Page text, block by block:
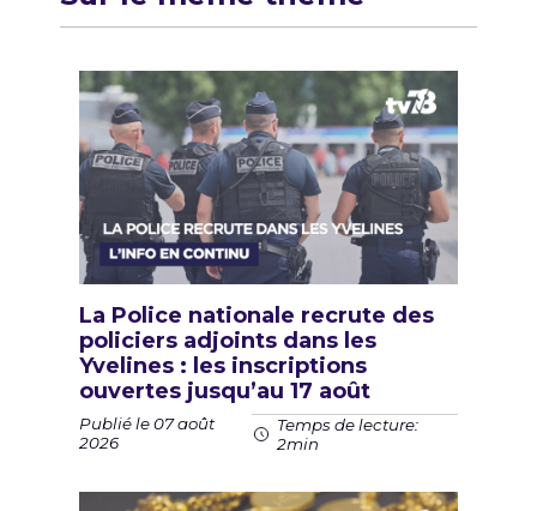
La Police nationale recrute des
policiers adjoints dans les
Yvelines : les inscriptions
ouvertes jusqu’au 17 août
Publié le 07 août
2026
Temps de lecture:
2min